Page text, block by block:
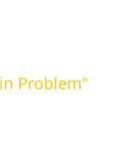
Problem“